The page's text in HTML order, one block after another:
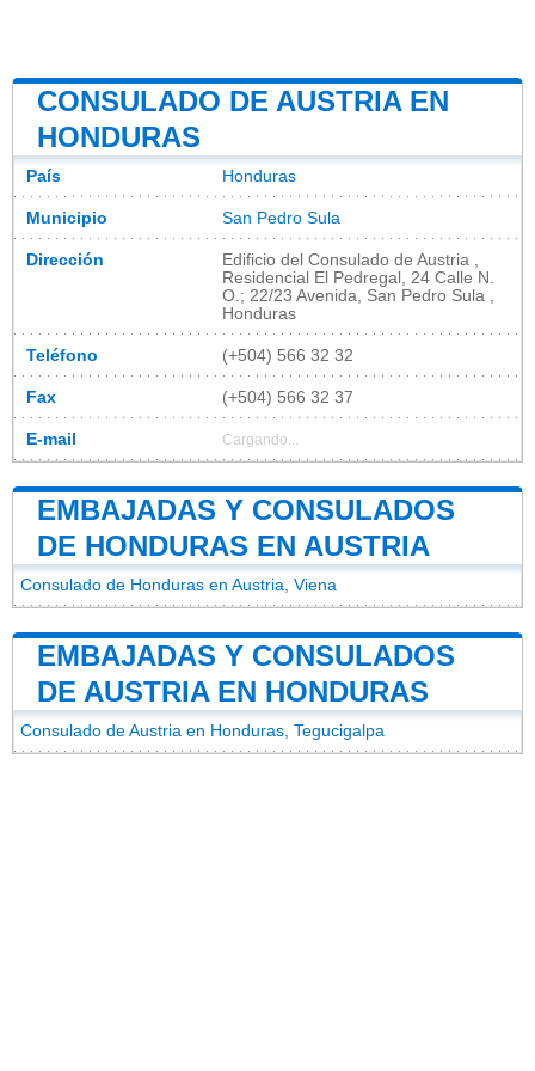
CONSULADO DE AUSTRIA EN
HONDURAS
País Honduras
Municipio San Pedro Sula
Dirección
Edificio del Consulado de Austria ,
Residencial El Pedregal, 24 Calle N.
O.; 22/23 Avenida, San Pedro Sula ,
Honduras
Teléfono (+504) 566 32 32
Fax (+504) 566 32 37
E-mail Cargando...
EMBAJADAS Y CONSULADOS
DE HONDURAS EN AUSTRIA
Consulado de Honduras en Austria, Viena
EMBAJADAS Y CONSULADOS
DE AUSTRIA EN HONDURAS
Consulado de Austria en Honduras, Tegucigalpa